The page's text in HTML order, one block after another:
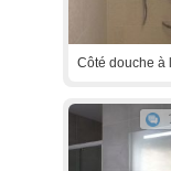
Côté douche à